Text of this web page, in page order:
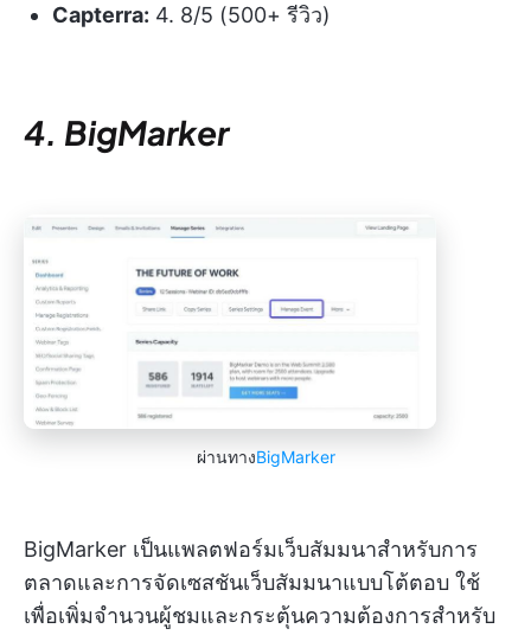
Capterra: 4. 8/5 (500+ รีวิว)
4. BigMarker
ผ่านทางBigMarker
BigMarker เป็นแพลตฟอร์มเว็บสัมมนาสำหรับการ
ตลาดและการจัดเซสชันเว็บสัมมนาแบบโต้ตอบ ใช้
เพื่อเพิ่มจำนวนผู้ชมและกระตุ้นความต้องการสำหรับ